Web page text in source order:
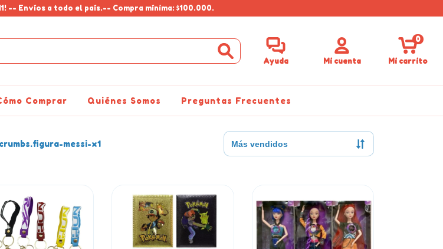
-- Envíos a todo el país.-- Compra mínima: $100.000.
Ayuda Mi cuenta Mi carrito
0
Comprar Quiénes Somos Preguntas Frecuentes
messi-x1